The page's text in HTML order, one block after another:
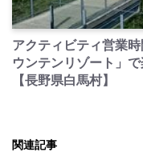
アクティビティ営業
ウンテンリゾート」
【長野県白馬村】
関連記事